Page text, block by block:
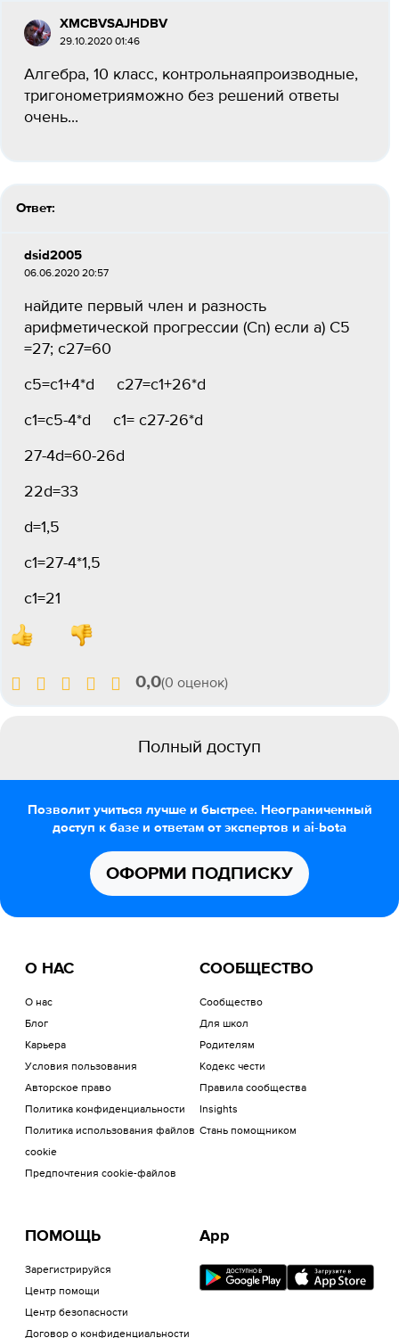
XMCBVSAJHDBV
29.10.2020 01:46
Алгебра, 10 класс, контрольнаяпроизводные,
тригонометрияможно без решений ответы
очень...
Ответ:
dsid2005
06.06.2020 20:57
найдите первый член и разность
арифметической прогрессии (Cn) если а) С5
=27; с27=60
с5=с1+4*d c27=c1+26*d
c1=c5-4*d c1= c27-26*d
27-4d=60-26d
22d=33
d=1,5
c1=27-4*1,5
c1=21
0,0(0 оценок)
Полный доступ
Позволит учиться лучше и быстрее. Неограниченный
доступ к базе и ответам от экспертов и ai-bota
ОФОРМИ ПОДПИСКУ
О НАС
О нас
Блог
Карьера
Условия пользования
Авторское право
Политика конфиденциальности
Политика использования файлов
cookie
Предпочтения cookie-файлов
СООБЩЕСТВО
Сообщество
Для школ
Родителям
Кодекс чести
Правила сообщества
Insights
Стань помощником
ПОМОЩЬ
Зарегистрируйся
Центр помощи
Центр безопасности
Договор о конфиденциальности
App